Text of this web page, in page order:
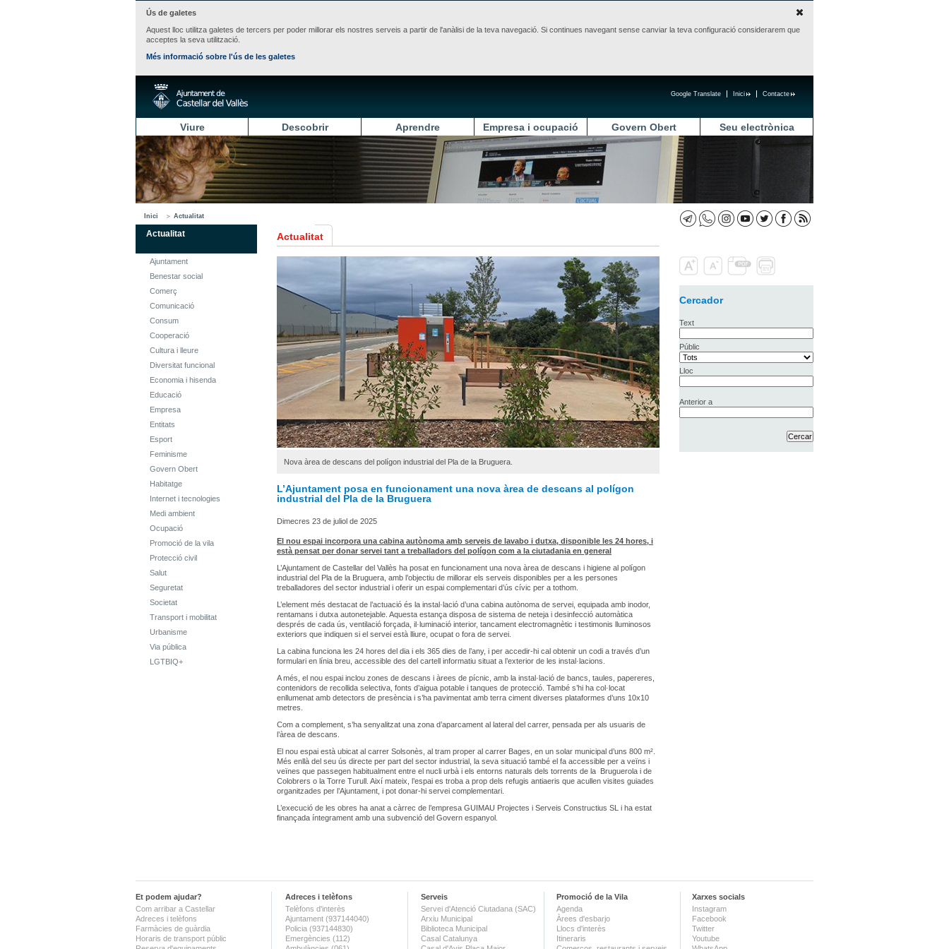
Ús de galetes
Aquest lloc utilitza galetes de tercers per poder millorar els nostres serveis a partir de l'anàlisi de la teva navegació. Si continues navegant sense canviar la teva configuració considerarem que
acceptes la seva utilització.
Més informació sobre l'ús de les galetes
Contacte
Inici
Google Translate
Viure Descobrir Aprendre Empresa i ocupació Govern Obert Seu electrònica
Inici Actualitat
Actualitat
Ajuntament
Benestar social
Comerç
Comunicació
Consum
Cooperació
Cultura i lleure
Diversitat funcional
Economia i hisenda
Educació
Empresa
Entitats
Esport
Feminisme
Govern Obert
Habitatge
Internet i tecnologies
Medi ambient
Ocupació
Promoció de la vila
Protecció civil
Salut
Seguretat
Societat
Transport i mobilitat
Urbanisme
Via pública
LGTBIQ+
Actualitat
Nova àrea de descans del polígon industrial del Pla de la Bruguera.
L’Ajuntament posa en funcionament una nova àrea de descans al polígon
industrial del Pla de la Bruguera
Dimecres 23 de juliol de 2025
El nou espai incorpora una cabina autònoma amb serveis de lavabo i dutxa, disponible les 24 hores, i
està pensat per donar servei tant a treballadors del polígon com a la ciutadania en general
L’Ajuntament de Castellar del Vallès ha posat en funcionament una nova àrea de descans i higiene al polígon
industrial del Pla de la Bruguera, amb l’objectiu de millorar els serveis disponibles per a les persones
treballadores del sector industrial i oferir un espai complementari d’ús cívic per a tothom.
L’element més destacat de l’actuació és la instal·lació d’una cabina autònoma de servei, equipada amb inodor,
rentamans i dutxa autonetejable. Aquesta estança disposa de sistema de neteja i desinfecció automàtica
després de cada ús, ventilació forçada, il·luminació interior, tancament electromagnètic i testimonis lluminosos
exteriors que indiquen si el servei està lliure, ocupat o fora de servei.
La cabina funciona les 24 hores del dia i els 365 dies de l’any, i per accedir-hi cal obtenir un codi a través d’un
formulari en línia breu, accessible des del cartell informatiu situat a l’exterior de les instal·lacions.
A més, el nou espai inclou zones de descans i àrees de pícnic, amb la instal·lació de bancs, taules, papereres,
contenidors de recollida selectiva, fonts d’aigua potable i tanques de protecció. També s’hi ha col·locat
enllumenat amb detectors de presència i s’ha pavimentat amb terra ciment diverses plataformes d’uns 10x10
metres.
Com a complement, s’ha senyalitzat una zona d’aparcament al lateral del carrer, pensada per als usuaris de
l’àrea de descans.
El nou espai està ubicat al carrer Solsonès, al tram proper al carrer Bages, en un solar municipal d’uns 800 m².
Més enllà del seu ús directe per part del sector industrial, la seva situació també el fa accessible per a veïns i
veïnes que passegen habitualment entre el nucli urbà i els entorns naturals dels torrents de la Bruguerola i de
Colobrers o la Torre Turull. Així mateix, l’espai es troba a prop dels refugis antiaeris que acullen visites guiades
organitzades per l’Ajuntament, i pot donar-hi servei complementari.
L’execució de les obres ha anat a càrrec de l’empresa GUIMAU Projectes i Serveis Constructius SL i ha estat
finançada íntegrament amb una subvenció del Govern espanyol.
Cercador
Text
Públic
Lloc
Anterior a
Et podem ajudar?
Com arribar a Castellar
Adreces i telèfons
Farmàcies de guàrdia
Horaris de transport públic
Adreces i telèfons
Telèfons d'interès
Ajuntament (937144040)
Policia (937144830)
Emergències (112)
Serveis
Servei d'Atenció Ciutadana (SAC)
Arxiu Municipal
Biblioteca Municipal
Casal Catalunya
Promoció de la Vila
Agenda
Àrees d'esbarjo
Llocs d'interès
Itineraris
Xarxes socials
Instagram
Facebook
Twitter
Youtube